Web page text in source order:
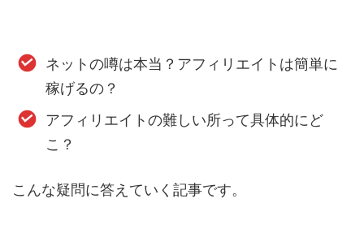
ネットの噂は本当？アフィリエイトは簡単に
稼げるの？
アフィリエイトの難しい所って具体的にど
こ？
こんな疑問に答えていく記事です。